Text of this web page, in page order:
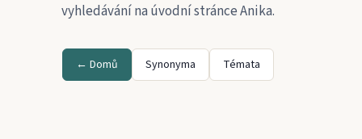
vyhledávání na úvodní stránceAnika.
← Domů Synonyma Témata